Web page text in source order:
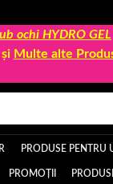
ochi HYDRO GEL
și Multe alte
PRODUSE PENTRU
PROMOȚII